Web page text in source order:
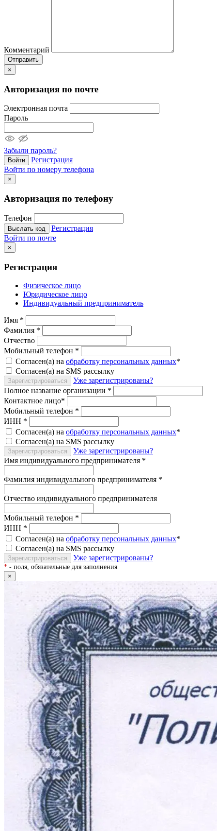
Комментарий
Отправить
×
Авторизация по почте
Электронная почта
Пароль
Забыли пароль?
Войти
Регистрация
Войти по номеру телефона
×
Авторизация по телефону
Телефон
Выслать код
Регистрация
Войти по почте
×
Регистрация
Физическое лицо
Юридическое лицо
Индивидуальный предприниматель
Имя *
Фамилия *
Отчество
Мобильный телефон *
Согласен(а) на обработку персональных данных*
Согласен(а) на SMS рассылку
Зарегистрироваться
Уже зарегистрированы?
Полное название организации *
Контактное лицо*
Мобильный телефон *
ИНН *
Согласен(а) на обработку персональных данных*
Согласен(а) на SMS рассылку
Зарегистрироваться
Уже зарегистрированы?
Имя индивидуального предпринимателя *
Фамилия индивидуального предпринимателя *
Отчество индивидуального предпринимателя
Мобильный телефон *
ИНН *
Согласен(а) на обработку персональных данных*
Согласен(а) на SMS рассылку
Зарегистрироваться Уже зарегистрированы?
* - поля, обязательные для заполнения
×